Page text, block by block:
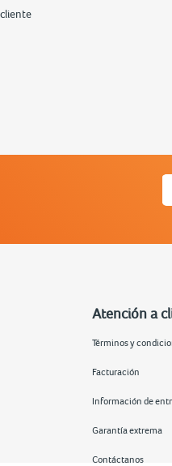
Atención a
Términos y
Facturación
Información de
Garantía extrema
Contáctanos